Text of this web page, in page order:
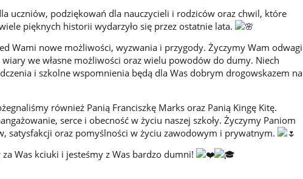
uczniów, podziękowań dla nauczycieli i rodziców oraz chwil, które
pięknych historii wydarzyło się przez ostatnie lata.
Wami nowe możliwości, wyzwania i przygody. Życzymy Wam odwagi
we własne możliwości oraz wielu powodów do dumy. Niech
i szkolne wspomnienia będą dla Was dobrym drogowskazem na
również Panią Franciszkę Marks oraz Panią Kingę Kitę.
serce i obecność w życiu naszej szkoły. Życzymy Paniom
satysfakcji oraz pomyślności w życiu zawodowym i prywatnym.
Was kciuki i jesteśmy z Was bardzo dumni!